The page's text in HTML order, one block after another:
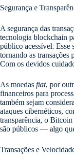
Segurança e
A segurança das
tecnologia blockchain
público acessível. Esse
tornando as transações
Com os devidos
As moedas fiat, por
financeiros para
também sejam
ataques cibernéticos,
transparência, o Bitcoin
são públicos — algo
Transações e